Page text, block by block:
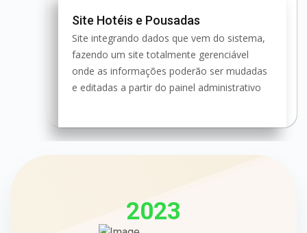
Site Hotéis e Pousadas
Site integrando dados que vem do sistema,
fazendo um site totalmente gerenciável
onde as informações poderão ser mudadas
e editadas a partir do painel administrativo
2023